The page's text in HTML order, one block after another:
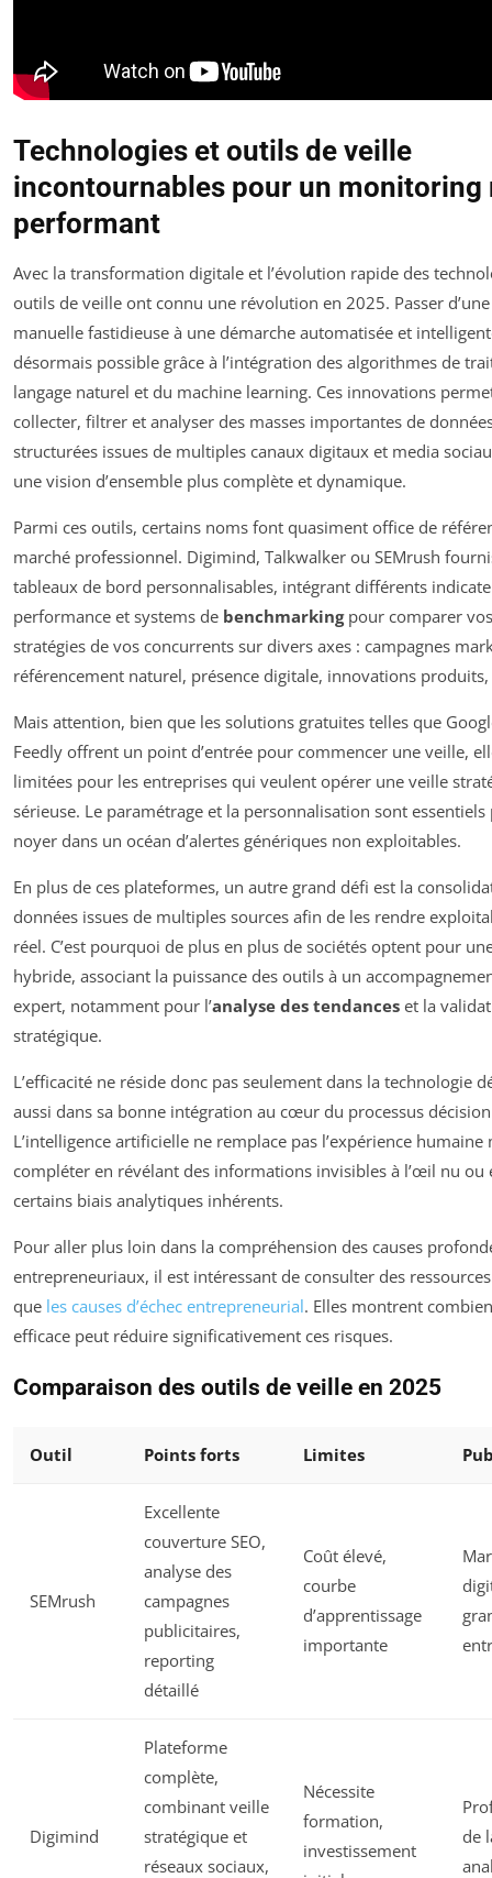
Technologies et outils de veille
incontournables pour un monitoring
performant
Avec la transformation digitale et l’évolution rapide des
outils de veille ont connu une révolution en 2025. Passer
manuelle fastidieuse à une démarche automatisée et
désormais possible grâce à l’intégration des algorithmes de
langage naturel et du machine learning. Ces innovations
collecter, filtrer et analyser des masses importantes de
structurées issues de multiples canaux digitaux et media
une vision d’ensemble plus complète et dynamique.
Parmi ces outils, certains noms font quasiment office de
marché professionnel. Digimind, Talkwalker ou SEMrush
tableaux de bord personnalisables, intégrant différents
performance et systems de benchmarkingpour comparer
stratégies de vos concurrents sur divers axes : campagnes
référencement naturel, présence digitale, innovations produits,
Mais attention, bien que les solutions gratuites telles que
Feedly offrent un point d’entrée pour commencer une veille,
limitées pour les entreprises qui veulent opérer une veille
sérieuse. Le paramétrage et la personnalisation sont essentiels
noyer dans un océan d’alertes génériques non exploitables.
En plus de ces plateformes, un autre grand défi est la
données issues de multiples sources afin de les rendre
réel. C’est pourquoi de plus en plus de sociétés optent pour
hybride, associant la puissance des outils à un
expert, notamment pour l’analyse des tendances et la
stratégique.
L’efficacité ne réside donc pas seulement dans la technologie
aussi dans sa bonne intégration au cœur du processus
L’intelligence artificielle ne remplace pas l’expérience humaine
compléter en révélant des informations invisibles à l’œil nu ou
certains biais analytiques inhérents.
Pour aller plus loin dans la compréhension des causes
entrepreneuriaux, il est intéressant de consulter des
que les causes d’échec entrepreneurial. Elles montrent
efficace peut réduire significativement ces risques.
Comparaison des outils de veille en 2025
Outil Points forts Limites
SEMrush
Excellente
couverture SEO,
analyse des
campagnes
publicitaires,
reporting
détaillé
Coût élevé,
courbe
d’apprentissage
importante
Digimind
Plateforme
complète,
combinant veille
stratégique et
réseaux sociaux,
Nécessite
formation,
investissement
de